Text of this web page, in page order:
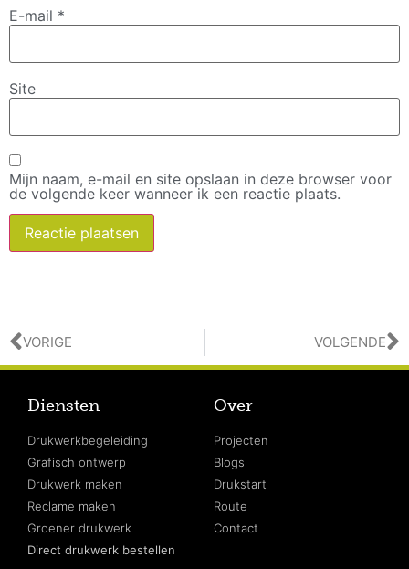
E-mail *
Site
Mijn naam, e-mail en site opslaan in deze browser voor
de volgende keer wanneer ik een reactie plaats.
VORIGE VOLGENDE
Diensten
Drukwerkbegeleiding
Grafisch ontwerp
Drukwerk maken
Reclame maken
Groener drukwerk
Direct drukwerk bestellen
Over
Projecten
Blogs
Drukstart
Route
Contact